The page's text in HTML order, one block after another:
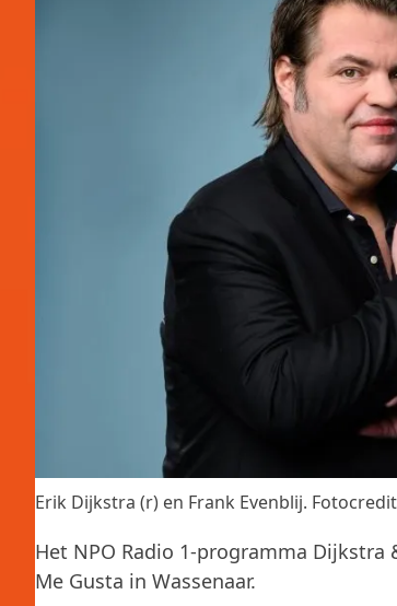
Erik Dijkstra (r) en Frank Evenblij.
Het NPO Radio 1-programma
Me Gusta in Wassenaar.